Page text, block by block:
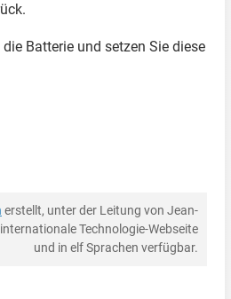
Batterie und setzen Sie diese
erstellt, unter der Leitung von Jean-
Technologie-Webseite
und in elf Sprachen verfügbar.